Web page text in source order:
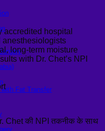
Fat Transfer
hospital
anesthesiologists
long-term moisture
with Dr. Chet’s NPI
Chet की NPI तकनीक के साथ